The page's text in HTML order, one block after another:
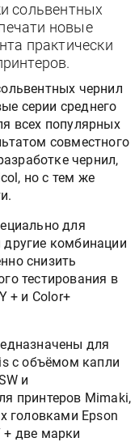
сольвентных
новые
практически
чернил
серии среднего
всех популярных
совместного
чернил,
но с тем же
для
комбинации
снизить
тестирования в
+ и Color+
для
с объёмом капли
и
принтеров Mimaki,
головками Epson
+ две марки